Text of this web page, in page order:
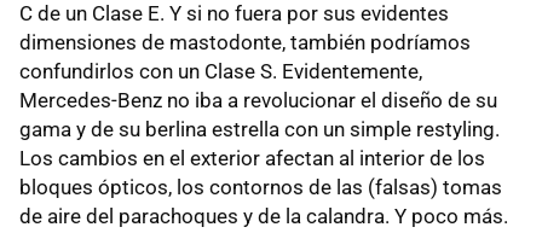
C de un Clase E. Y si no fuera por sus evidentes
dimensiones de mastodonte, también podríamos
confundirlos con un Clase S. Evidentemente,
Mercedes-Benz no iba a revolucionar el diseño de su
gama y de su berlina estrella con un simple restyling.
Los cambios en el exterior afectan al interior de los
bloques ópticos, los contornos de las (falsas) tomas
de aire del parachoques y de la calandra. Y poco más.